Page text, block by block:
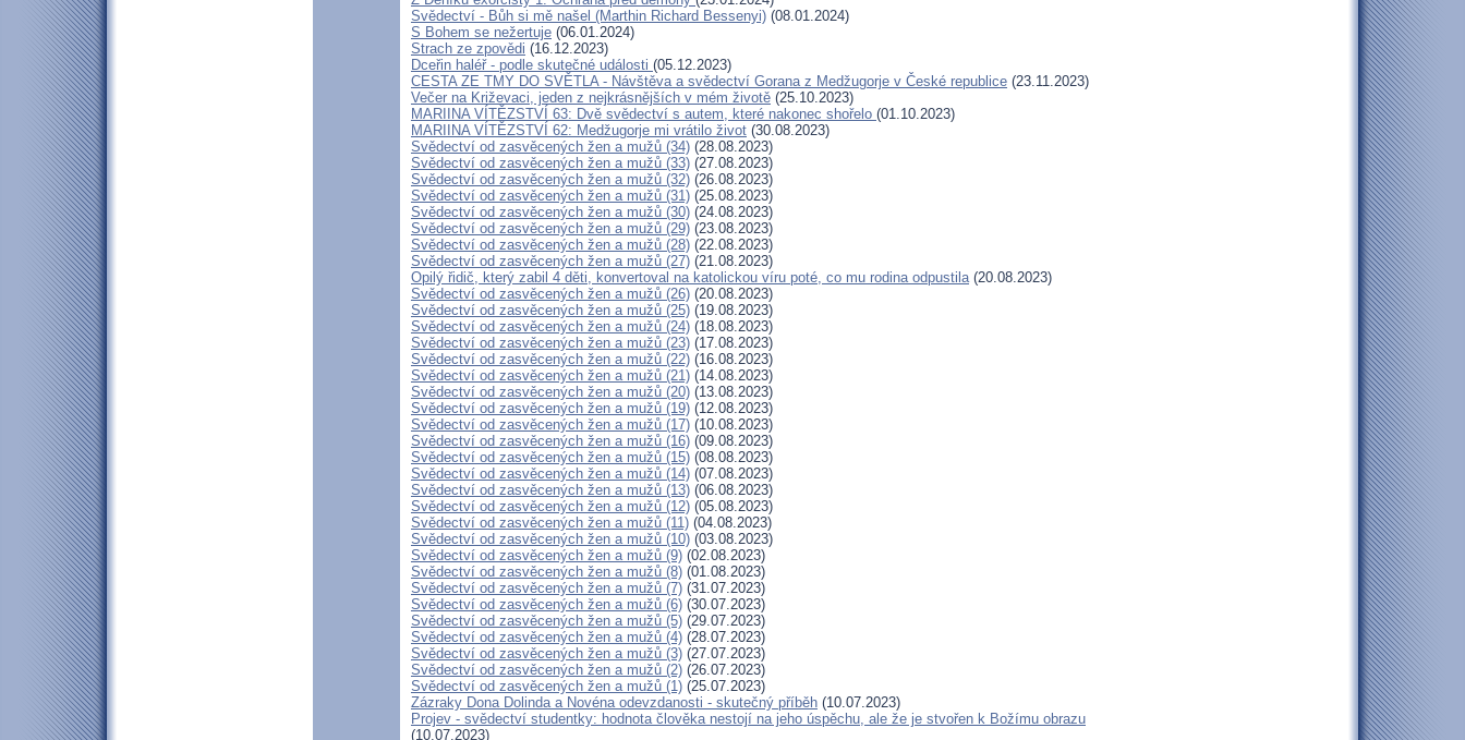
Svědectví - Bůh si mě našel (Marthin Richard Bessenyi) (08.01.2024)
S Bohem se nežertuje (06.01.2024)
Strach ze zpovědi (16.12.2023)
Dceřin haléř - podle skutečné události (05.12.2023)
CESTA ZE TMY DO SVĚTLA - Návštěva a svědectví Gorana z Medžugorje v České republice (23.11.2023)
Večer na Križevaci, jeden z nejkrásnějších v mém životě (25.10.2023)
MARIINA VÍTĚZSTVÍ 63: Dvě svědectví s autem, které nakonec shořelo (01.10.2023)
MARIINA VÍTĚZSTVÍ 62: Medžugorje mi vrátilo život (30.08.2023)
Svědectví od zasvěcených žen a mužů (34) (28.08.2023)
Svědectví od zasvěcených žen a mužů (33) (27.08.2023)
Svědectví od zasvěcených žen a mužů (32) (26.08.2023)
Svědectví od zasvěcených žen a mužů (31) (25.08.2023)
Svědectví od zasvěcených žen a mužů (30) (24.08.2023)
Svědectví od zasvěcených žen a mužů (29) (23.08.2023)
Svědectví od zasvěcených žen a mužů (28) (22.08.2023)
Svědectví od zasvěcených žen a mužů (27) (21.08.2023)
Opilý řidič, který zabil 4 děti, konvertoval na katolickou víru poté, co mu rodina odpustila(20.08.2023)
Svědectví od zasvěcených žen a mužů (26) (20.08.2023)
Svědectví od zasvěcených žen a mužů (25) (19.08.2023)
Svědectví od zasvěcených žen a mužů (24) (18.08.2023)
Svědectví od zasvěcených žen a mužů (23) (17.08.2023)
Svědectví od zasvěcených žen a mužů (22) (16.08.2023)
Svědectví od zasvěcených žen a mužů (21) (14.08.2023)
Svědectví od zasvěcených žen a mužů (20) (13.08.2023)
Svědectví od zasvěcených žen a mužů (19) (12.08.2023)
Svědectví od zasvěcených žen a mužů (17) (10.08.2023)
Svědectví od zasvěcených žen a mužů (16) (09.08.2023)
Svědectví od zasvěcených žen a mužů (15) (08.08.2023)
Svědectví od zasvěcených žen a mužů (14) (07.08.2023)
Svědectví od zasvěcených žen a mužů (13) (06.08.2023)
Svědectví od zasvěcených žen a mužů (12) (05.08.2023)
Svědectví od zasvěcených žen a mužů (11) (04.08.2023)
Svědectví od zasvěcených žen a mužů (10) (03.08.2023)
Svědectví od zasvěcených žen a mužů (9) (02.08.2023)
Svědectví od zasvěcených žen a mužů (8) (01.08.2023)
Svědectví od zasvěcených žen a mužů (7) (31.07.2023)
Svědectví od zasvěcených žen a mužů (6) (30.07.2023)
Svědectví od zasvěcených žen a mužů (5) (29.07.2023)
Svědectví od zasvěcených žen a mužů (4) (28.07.2023)
Svědectví od zasvěcených žen a mužů (3) (27.07.2023)
Svědectví od zasvěcených žen a mužů (2) (26.07.2023)
Svědectví od zasvěcených žen a mužů (1) (25.07.2023)
Zázraky Dona Dolinda a Novéna odevzdanosti - skutečný příběh (10.07.2023)
Projev - svědectví studentky: hodnota člověka nestojí na jeho úspěchu, ale že je stvořen k Božímu obrazu
(10.07.2023)